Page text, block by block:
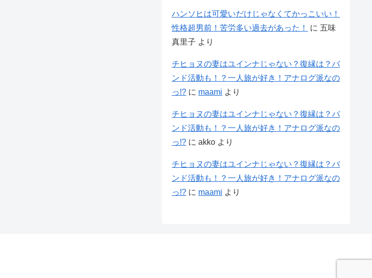
ハンソヒは可愛いだけじゃなくてかっこいい！
性格超男前！苦労多い過去があった！
に 五味
真里子 より
チヒョヌの妻はユインナじゃない？復縁は？バ
ンド活動も！？一人旅が好き！アナログ派なの
っ!? に maami より
チヒョヌの妻はユインナじゃない？復縁は？バ
ンド活動も！？一人旅が好き！アナログ派なの
っ!? に akko より
チヒョヌの妻はユインナじゃない？復縁は？バ
ンド活動も！？一人旅が好き！アナログ派なの
っ!? に maami より